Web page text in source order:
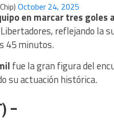
October 24, 2025
en marcar tres goles
reflejando la
45 minutos.
fue la gran figura del
su actuación histórica.
–